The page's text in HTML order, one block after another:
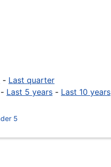
- Last quarter
- Last 5 years - Last 10 years
5